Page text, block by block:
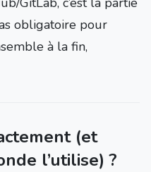
obligatoire pour
à la fin,
(et
l’utilise) ?